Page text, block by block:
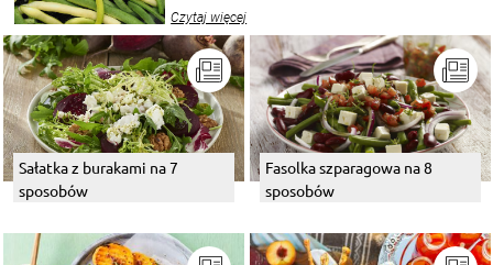
nasze propozycje!
Czytaj więcej
Sałatka z burakami na 7
sposobów
Fasolka szparagowa na 8
sposobów